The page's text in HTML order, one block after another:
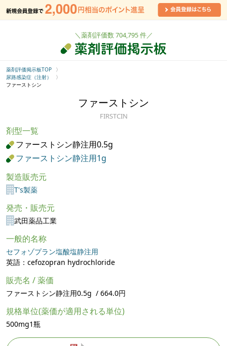
＼薬剤評価数 704,795 件／
薬剤評価掲示板TOP
尿路感染症（注射）
ファーストシン
ファーストシン
FIRSTCIN
剤型一覧
ファーストシン静注用0.5g
ファーストシン静注用1g
製造販売元
T's製薬
発売・販売元
武田薬品工業
一般的名称
セフォゾプラン塩酸塩静注用
英語：cefozopran hydrochloride
販売名 / 薬価
ファーストシン静注用0.5g / 664.0円
規格単位(薬価が適用される単位)
500mg1瓶